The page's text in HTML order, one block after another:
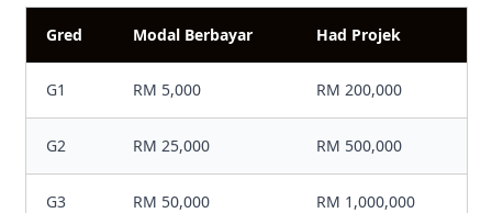
Gred Modal Berbayar Had Projek
G1 RM 5,000 RM 200,000
G2 RM 25,000 RM 500,000
G3 RM 50,000 RM 1,000,000